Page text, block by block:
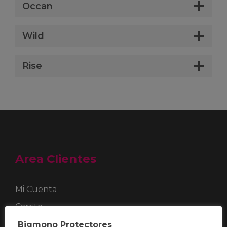
Occan
Wild
Rise
Area Clientes
Mi Cuenta
Carrito
Estado de tu pedido
Bigmono Protectores